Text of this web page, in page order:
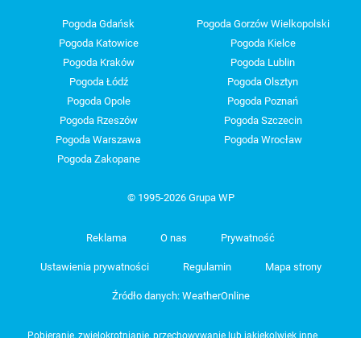
Pogoda Gdańsk
Pogoda Gorzów Wielkopolski
Pogoda Katowice
Pogoda Kielce
Pogoda Kraków
Pogoda Lublin
Pogoda Łódź
Pogoda Olsztyn
Pogoda Opole
Pogoda Poznań
Pogoda Rzeszów
Pogoda Szczecin
Pogoda Warszawa
Pogoda Wrocław
Pogoda Zakopane
© 1995-2026 Grupa WP
Reklama O nas Prywatność
Ustawienia prywatności Regulamin Mapa strony
Źródło danych: WeatherOnline
Pobieranie, zwielokrotnianie, przechowywanie lub jakiekolwiek inne